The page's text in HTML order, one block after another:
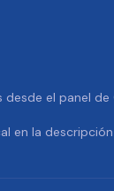
el panel de
en la